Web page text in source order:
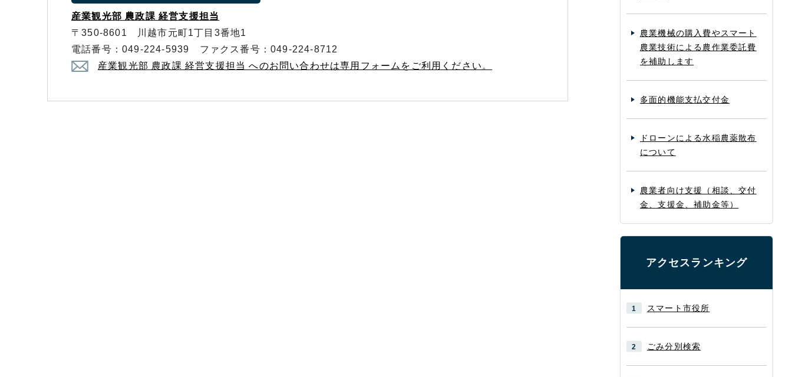
産業観光部 農政課 経営支援担当
〒350-8601 川越市元町1丁目3番地1
電話番号：049-224-5939 ファクス番号：049-224-8712
産業観光部 農政課 経営支援担当 へのお問い合わせは専用フォームをご利用ください。
農業機械の購入費やスマート
農業技術による農作業委託費
を補助します
多面的機能支払交付金
ドローンによる水稲農薬散布
について
農業者向け支援（相談、交付
金、支援金、補助金等）
アクセスランキング
スマート市役所
ごみ分別検索